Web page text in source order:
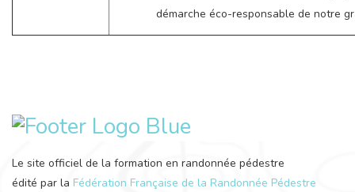
démarche éco-responsable de notre
Le site officiel de la formation en randonnée pédestre
édité par la Fédération Française de la Randonnée Pédestre